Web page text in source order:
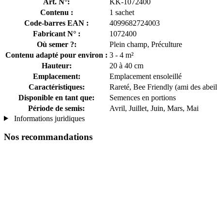
Contenu :
1 sachet
Code-barres EAN :
4099682724003
Fabricant N° :
1072400
Où semer ?:
Plein champ, Préculture
Contenu adapté pour environ : 3 - 4 m²
Hauteur:
20 à 40 cm
Emplacement:
Emplacement ensoleillé
Caractéristiques:
Rareté, Bee Friendly (ami des
Disponible en tant que:
Semences en portions
Période de semis:
Avril, Juillet, Juin, Mars, Mai
Informations juridiques
Nos recommandations